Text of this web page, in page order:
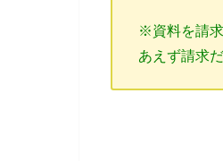
※資料を請
あえず請求